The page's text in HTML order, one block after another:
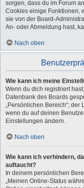
sorgen, dass du im Forum
Cookies einige Funktionen,
sie von der Board-
An- oder Abmeldung hast,
Nach oben
Wie kann ich meine
Wenn du dich registriert
Datenbank des Boards
„Persönlichen Bereich“;
wenn du auf deinen
Einstellungen ändern.
Nach oben
Wie kann ich verhindern,
auftaucht?
In deinem persönlichen
„Meinen Online-Status